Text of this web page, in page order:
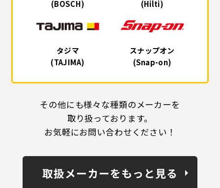
(BOSCH)
(Hilti)
タジマ
(TAJIMA)
スナップオン
(Snap-on)
その他にも様々な種類のメーカーを
取り扱っております。
お気軽にお問い合わせください！
取扱メーカーをもっと見る